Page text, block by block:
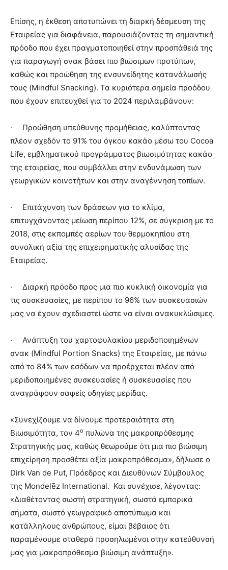
Επίσης, η έκθεση αποτυπώνει τη διαρκή δέσμευση της
Εταιρείας για διαφάνεια, παρουσιάζοντας τη σημαντική
πρόοδο που έχει πραγματοποιηθεί στην προσπάθειά της
για παραγωγή σνακ βάσει πιο βιώσιμων προτύπων,
καθώς και προώθηση της ενσυνείδητης κατανάλωσής
τους (Mindful Snacking). Τα κυριότερα σημεία προόδου
που έχουν επιτευχθεί για το 2024 περιλαμβάνουν:
· Προώθηση υπεύθυνης προμήθειας, καλύπτοντας
πλέον σχεδόν το 91% του όγκου κακάο μέσω του Cocoa
Life, εμβληματικού προγράμματος βιωσιμότητας κακάο
της εταιρείας, που συμβάλλει στην ενδυνάμωση των
γεωργικών κοινοτήτων και στην αναγέννηση τοπίων.
· Επιτάχυνση των δράσεων για το κλίμα,
επιτυγχάνοντας μείωση περίπου 12%, σε σύγκριση με το
2018, στις εκπομπές αερίων του θερμοκηπίου στη
συνολική αξία της επιχειρηματικής αλυσίδας της
Εταιρείας.
· Διαρκή πρόοδο προς μια πιο κυκλική οικονομία για
τις συσκευασίες, με περίπου το 96% των συσκευασιών
μας να έχουν σχεδιαστεί ώστε να είναι ανακυκλώσιμες.
· Ανάπτυξη του χαρτοφυλακίου μεριδοποιημένων
σνακ (Mindful Portion Snacks) της Εταιρείας, με πάνω
από το 84% των εσόδων να προέρχεται πλέον από
μεριδοποιημένες συσκευασίες ή συσκευασίες που
αναγράφουν σαφείς οδηγίες μερίδας.
«Συνεχίζουμε να δίνουμε προτεραιότητα στη
Βιωσιμότητα, τον 4ο πυλώνα της μακροπρόθεσμης
Στρατηγικής μας, καθώς θεωρούμε ότι μια πιο βιώσιμη
επιχείρηση προσθέτει αξία μακροπρόθεσμα», δήλωσε ο
Dirk Van de Put, Πρόεδρος και Διευθύνων Σύμβουλος
της Mondelēz International. Και συνέχισε, λέγοντας:
«Διαθέτοντας σωστή στρατηγική, σωστά εμπορικά
σήματα, σωστό γεωγραφικό αποτύπωμα και
κατάλληλους ανθρώπους, είμαι βέβαιος ότι
παραμένουμε σταθερά προσηλωμένοι στην κατεύθυνσή
μας για μακροπρόθεσμα βιώσιμη ανάπτυξη».